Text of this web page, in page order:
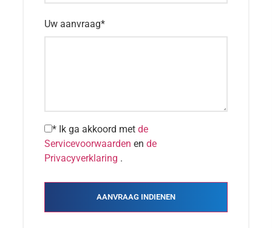
Uw aanvraag*
* Ik ga akkoord met de
Servicevoorwaarden en de
Privacyverklaring .